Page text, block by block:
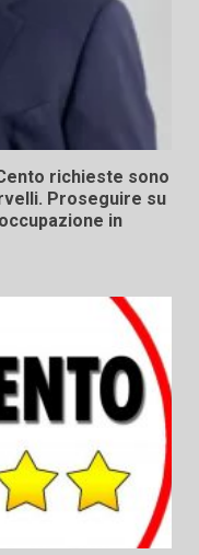
richieste sono
Proseguire su
in